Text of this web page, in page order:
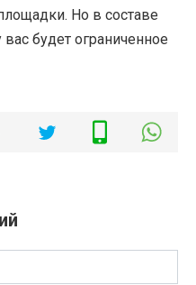
Но в составе
будет ограниченное